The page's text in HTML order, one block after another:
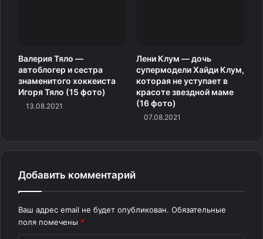
Валерия Тяло —
автоблогер и сестра
знаменитого хоккеиста
Игоря Тяло (15 фото)
13.08.2021
Лени Клум — дочь
супермодели Хайди Клум,
которая не уступает в
красоте звездной маме
(16 фото)
07.08.2021
Добавить комментарий
Ваш адрес email не будет опубликован. Обязательные
поля помечены *